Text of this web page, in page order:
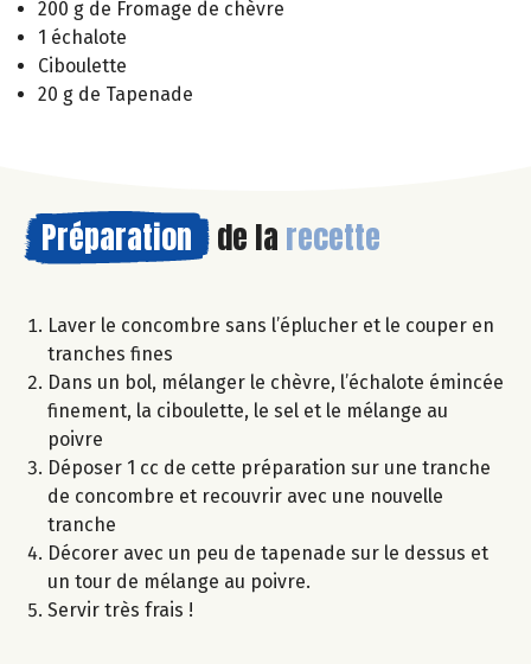
200 g de Fromage de chèvre
1 échalote
Ciboulette
20 g de Tapenade
Préparation de la recette
Laver le concombre sans l’éplucher et le couper en
tranches fines
Dans un bol, mélanger le chèvre, l’échalote émincée
finement, la ciboulette, le sel et le mélange au
poivre
Déposer 1 cc de cette préparation sur une tranche
de concombre et recouvrir avec une nouvelle
tranche
Décorer avec un peu de tapenade sur le dessus et
un tour de mélange au poivre.
Servir très frais !